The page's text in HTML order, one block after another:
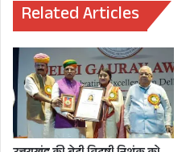
पुचकारा,
तो
दूसरी
तरफ
एस्मा
लगा
फटकारा,
रोडवेज
Related Articles